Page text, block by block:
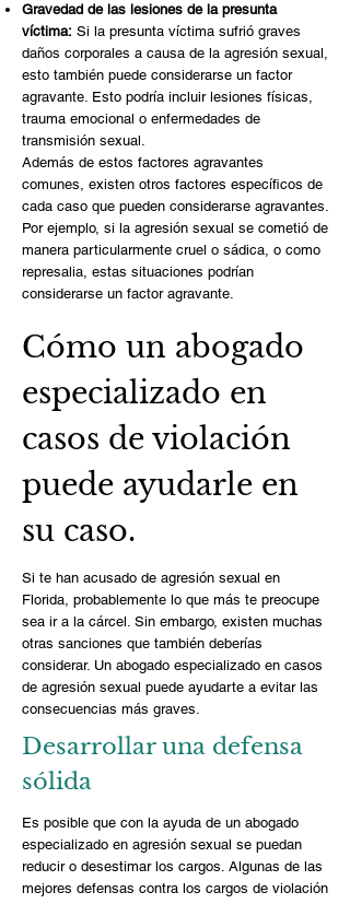
Gravedad de las lesiones de la presunta
víctima: Si la presunta víctima sufrió graves
daños corporales a causa de la agresión sexual,
esto también puede considerarse un factor
agravante. Esto podría incluir lesiones físicas,
trauma emocional o enfermedades de
transmisión sexual.
Además de estos factores agravantes
comunes, existen otros factores específicos de
cada caso que pueden considerarse agravantes.
Por ejemplo, si la agresión sexual se cometió de
manera particularmente cruel o sádica, o como
represalia, estas situaciones podrían
considerarse un factor agravante.
Cómo un abogado
especializado en
casos de violación
puede ayudarle en
su caso.
Si te han acusado de agresión sexual en
Florida, probablemente lo que más te preocupe
sea ir a la cárcel. Sin embargo, existen muchas
otras sanciones que también deberías
considerar. Un abogado especializado en casos
de agresión sexual puede ayudarte a evitar las
consecuencias más graves.
Desarrollar una defensa
sólida
Es posible que con la ayuda de un abogado
especializado en agresión sexual se puedan
reducir o desestimar los cargos. Algunas de las
mejores defensas contra los cargos de violación